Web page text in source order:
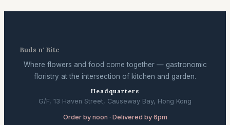
Buds n' Bite
Where flowers and food come together — gastronomic
floristry at the intersection of kitchen and garden.
Headquarters
G/F, 13 Haven Street, Causeway Bay, Hong Kong
Order by noon · Delivered by 6pm